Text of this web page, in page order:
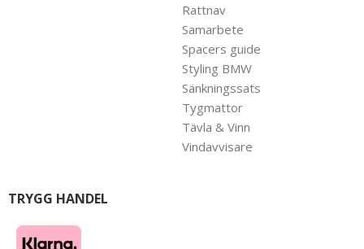
Rattnav
Samarbete
Spacers guide
Styling BMW
Sänkningssats
Tygmattor
Tävla & Vinn
Vindavvisare
TRYGG HANDEL